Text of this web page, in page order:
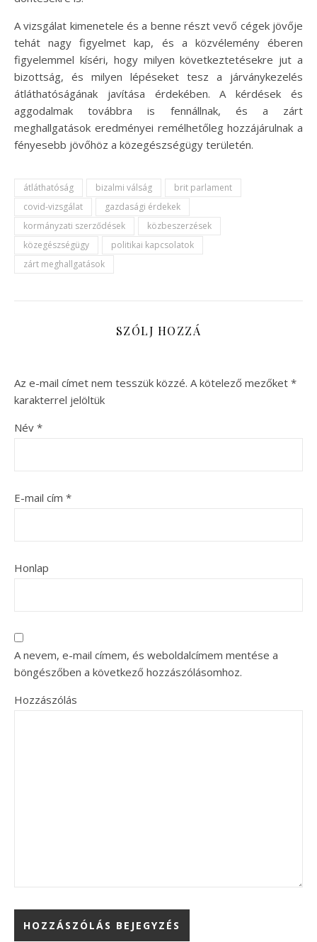
A vizsgálat kimenetele és a benne részt vevő cégek jövője
tehát nagy figyelmet kap, és a közvélemény éberen
figyelemmel kíséri, hogy milyen következtetésekre jut a
bizottság, és milyen lépéseket tesz a járványkezelés
átláthatóságának javítása érdekében. A kérdések és
aggodalmak továbbra is fennállnak, és a zárt
meghallgatások eredményei remélhetőleg hozzájárulnak a
fényesebb jövőhöz a közegészségügy területén.
átláthatóság bizalmi válság
brit parlament
covid-vizsgálat
gazdasági érdekek
kormányzati szerződések
közbeszerzések
közegészségügy
politikai kapcsolatok
zárt meghallgatások
SZÓLJ HOZZÁ
Az e-mail címet nem tesszük közzé. A kötelező mezőket *
karakterrel jelöltük
Név *
E-mail cím *
Honlap
A nevem, e-mail címem, és weboldalcímem mentése a
böngészőben a következő hozzászólásomhoz.
Hozzászólás